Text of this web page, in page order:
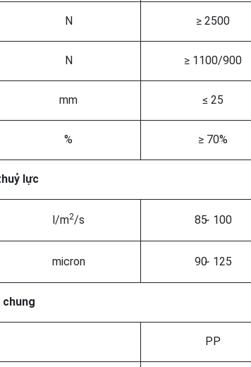
N ≥ 2500
N ≥ 1100/900
mm ≤ 25
% ≥ 70%
lực
l/m2/s 85 ̴ 100
micron 90 ̴ 125
PP